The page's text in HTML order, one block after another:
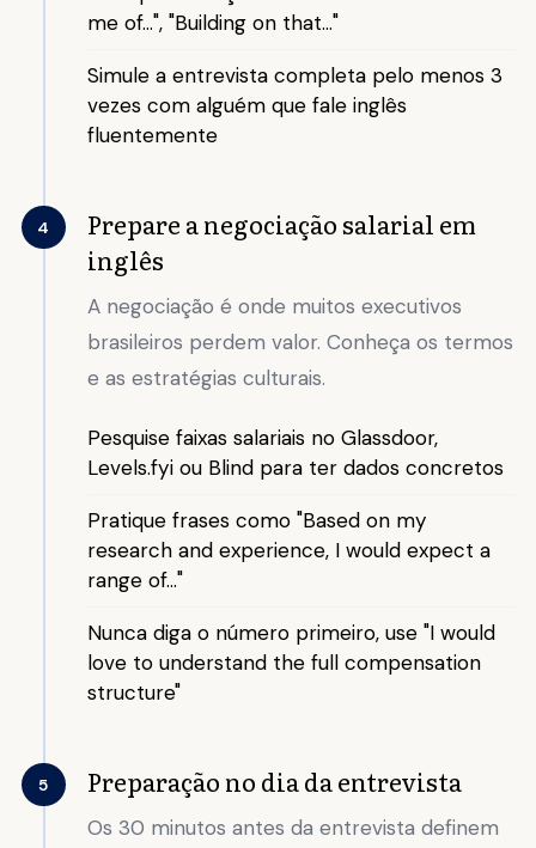
me of...", "Building on that..."
Simule a entrevista completa pelo menos 3
vezes com alguém que fale inglês
fluentemente
4
Prepare a negociação salarial em
inglês
A negociação é onde muitos executivos
brasileiros perdem valor. Conheça os termos
e as estratégias culturais.
Pesquise faixas salariais no Glassdoor,
Levels.fyi ou Blind para ter dados concretos
Pratique frases como "Based on my
research and experience, I would expect a
range of..."
Nunca diga o número primeiro, use "I would
love to understand the full compensation
structure"
5 Preparação no dia da entrevista
Os 30 minutos antes da entrevista definem